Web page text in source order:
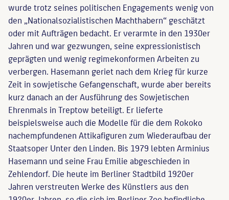
wurde trotz seines politischen Engagements wenig von
den „Nationalsozialistischen Machthabern“ geschätzt
oder mit Aufträgen bedacht. Er verarmte in den 1930er
Jahren und war gezwungen, seine expressionistisch
geprägten und wenig regimekonformen Arbeiten zu
verbergen. Hasemann geriet nach dem Krieg für kurze
Zeit in sowjetische Gefangenschaft, wurde aber bereits
kurz danach an der Ausführung des Sowjetischen
Ehrenmals in Treptow beteiligt. Er lieferte
beispielsweise auch die Modelle für die dem Rokoko
nachempfundenen Attikafiguren zum Wiederaufbau der
Staatsoper Unter den Linden. Bis 1979 lebten Arminius
Hasemann und seine Frau Emilie abgeschieden in
Zehlendorf. Die heute im Berliner Stadtbild 1920er
Jahren verstreuten Werke des Künstlers aus den